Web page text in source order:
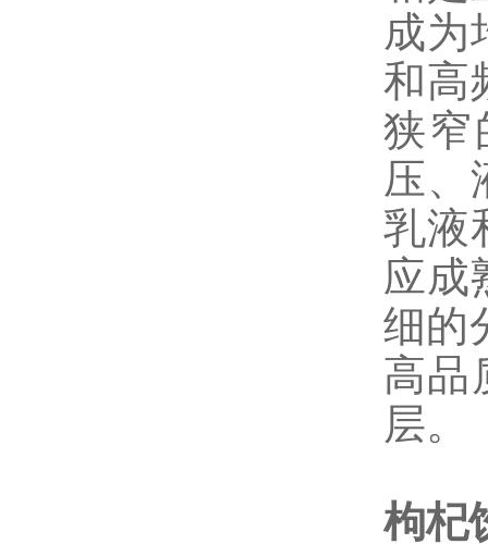
成为
和高
狭窄
压、
乳液
应成
细的
高品
层。
枸杞